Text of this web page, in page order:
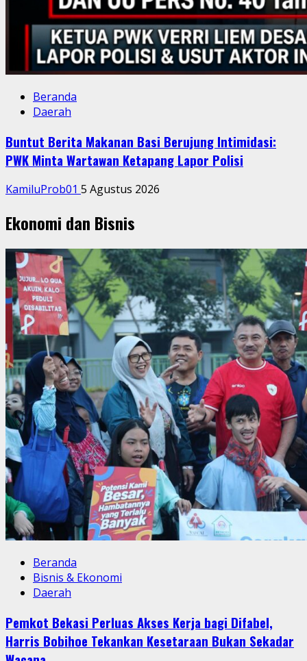
Beranda
Daerah
Buntut Berita Makanan Basi Berujung Intimidasi:
PWK Minta Wartawan Ketapang Lapor Polisi
KamiluProb01 5 Agustus 2026
Ekonomi dan Bisnis
Beranda
Bisnis & Ekonomi
Daerah
Pemkot Bekasi Perluas Akses Kerja bagi Difabel,
Harris Bobihoe Tekankan Kesetaraan Bukan Sekadar